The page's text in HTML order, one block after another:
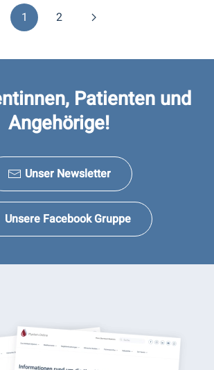
1 2
Patienten und
Angehörige!
Unser Newsletter
Unsere Facebook Gruppe